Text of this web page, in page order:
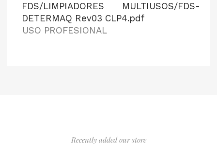
FDS/LIMPIADORES MULTIUSOS/FDS-
DETERMAQ Rev03 CLP4.pdf
USO PROFESIONAL
Recently added our store